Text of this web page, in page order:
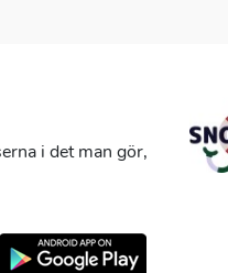
i det man gör,